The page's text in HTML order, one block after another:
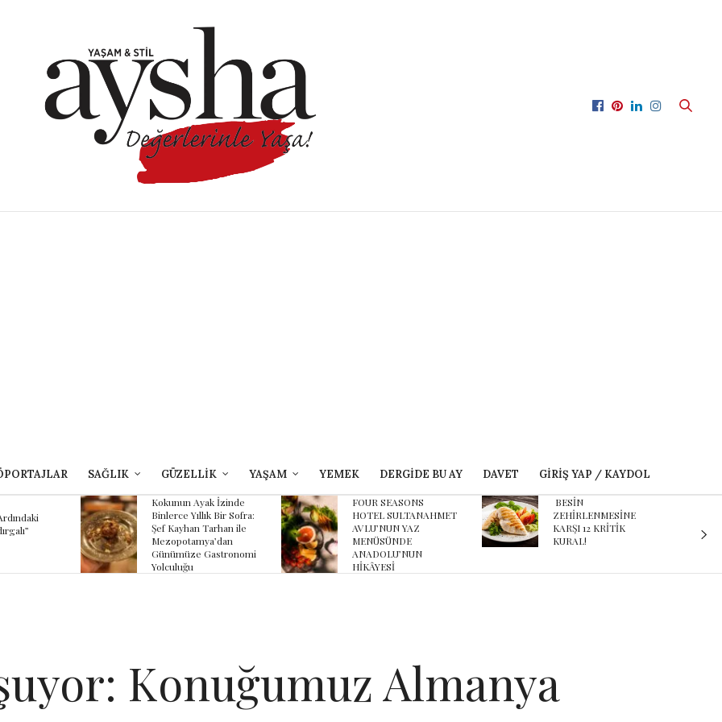
SAĞLIK GÜZELLİK YAŞAM YEMEK DERGIDE BU AY DAVET GIRIŞ YAP / KAYDOL
Bir Sofra:
ile
FOUR SEASONS
HOTEL SULTANAHMET
AVLU’NUN YAZ
MENÜSÜNDE
ANADOLU’NUN
HİKÂYESİ
BESİN
ZEHİRLENMESİNE
KARŞI 12 KRİTİK
KURAL!
Karnaval’dan geçmişe
davet eden yeni
podcast serisi: Ayşegül
Aldinç ile O Zaman
Konuğumuz Almanya